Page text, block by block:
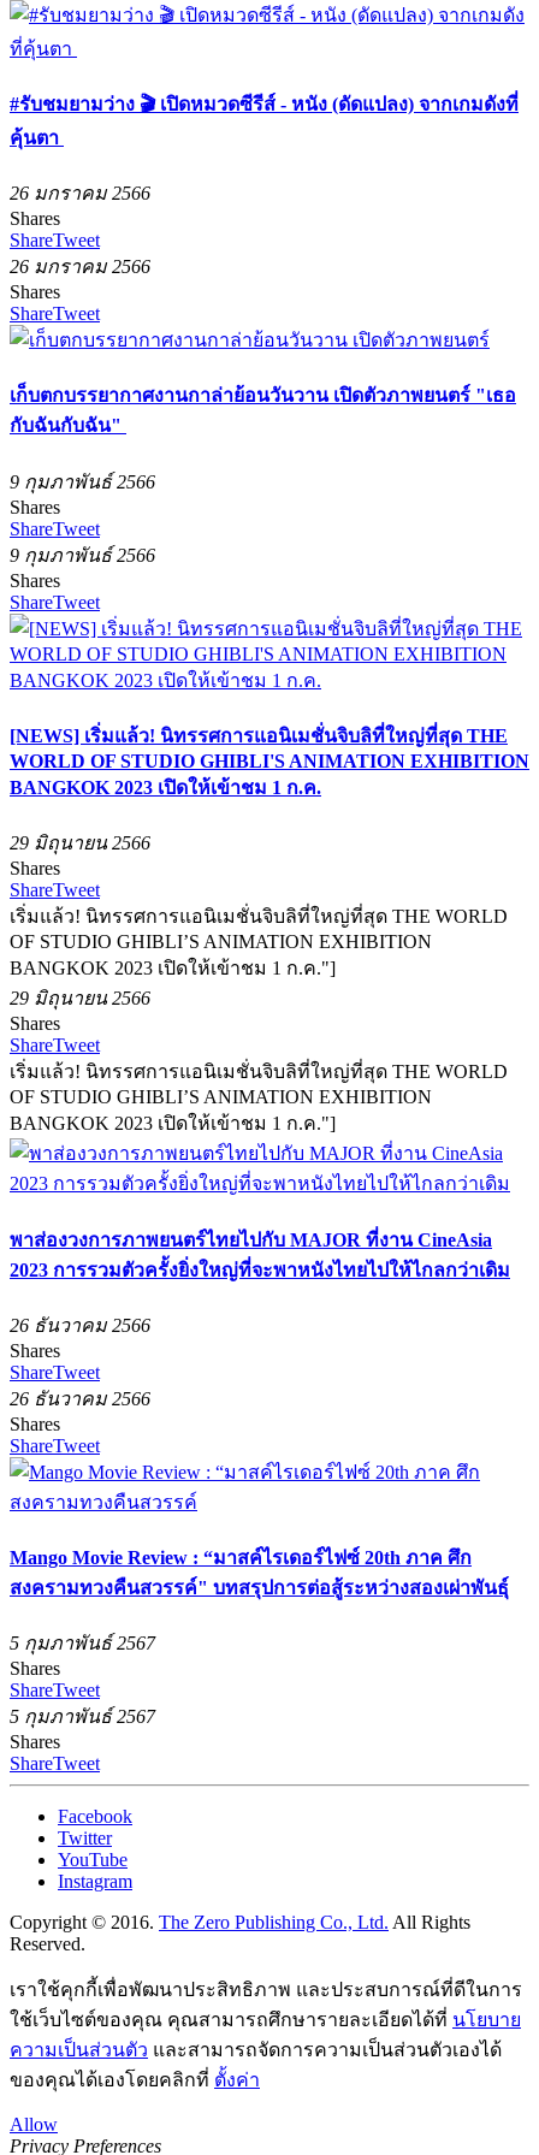
#รับชมยามว่าง 🎬 เปิดหมวดซีรีส์ - หนัง (ดัดแปลง) จากเกมดังที่
คุ้นตา
26 มกราคม 2566
Shares
ShareTweet
26 มกราคม 2566
Shares
ShareTweet
เก็บตกบรรยากาศงานกาล่าย้อนวันวาน เปิดตัวภาพยนตร์ "เธอ
กับฉันกับฉัน"
9 กุมภาพันธ์ 2566
Shares
ShareTweet
9 กุมภาพันธ์ 2566
Shares
ShareTweet
[NEWS] เริ่มแล้ว! นิทรรศการแอนิเมชั่นจิบลิที่ใหญ่ที่สุด THE
WORLD OF STUDIO GHIBLI'S ANIMATION EXHIBITION
BANGKOK 2023 เปิดให้เข้าชม 1 ก.ค.
29 มิถุนายน 2566
Shares
ShareTweet
เริ่มแล้ว! นิทรรศการแอนิเมชั่นจิบลิที่ใหญ่ที่สุด THE WORLD
OF STUDIO GHIBLI’S ANIMATION EXHIBITION
BANGKOK 2023 เปิดให้เข้าชม 1 ก.ค."]
29 มิถุนายน 2566
Shares
ShareTweet
เริ่มแล้ว! นิทรรศการแอนิเมชั่นจิบลิที่ใหญ่ที่สุด THE WORLD
OF STUDIO GHIBLI’S ANIMATION EXHIBITION
BANGKOK 2023 เปิดให้เข้าชม 1 ก.ค."]
พาส่องวงการภาพยนตร์ไทยไปกับ MAJOR ที่งาน CineAsia
2023 การรวมตัวครั้งยิ่งใหญ่ที่จะพาหนังไทยไปให้ไกลกว่าเดิม
26 ธันวาคม 2566
Shares
ShareTweet
26 ธันวาคม 2566
Shares
ShareTweet
Mango Movie Review : “มาสค์ไรเดอร์ไฟซ์ 20th ภาค ศึก
สงครามทวงคืนสวรรค์" บทสรุปการต่อสู้ระหว่างสองเผ่าพันธุ์
5 กุมภาพันธ์ 2567
Shares
ShareTweet
5 กุมภาพันธ์ 2567
Shares
ShareTweet
Facebook
Twitter
YouTube
Instagram
Copyright © 2016. The Zero Publishing Co., Ltd. All Rights
Reserved.
เราใช้คุกกี้เพื่อพัฒนาประสิทธิภาพ และประสบการณ์ที่ดีในการ
ใช้เว็บไซต์ของคุณ คุณสามารถศึกษารายละเอียดได้ที่ นโยบาย
ความเป็นส่วนตัว และสามารถจัดการความเป็นส่วนตัวเองได้
ของคุณได้เองโดยคลิกที่ ตั้งค่า
Allow
Privacy Preferences